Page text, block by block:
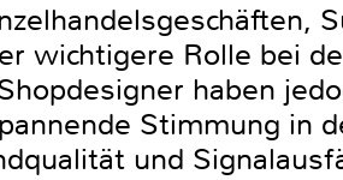
wichtigere Rolle bei
haben
Stimmung in
und